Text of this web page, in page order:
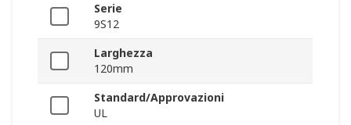
Serie
9S12
Larghezza
120mm
Standard/Approvazioni
UL